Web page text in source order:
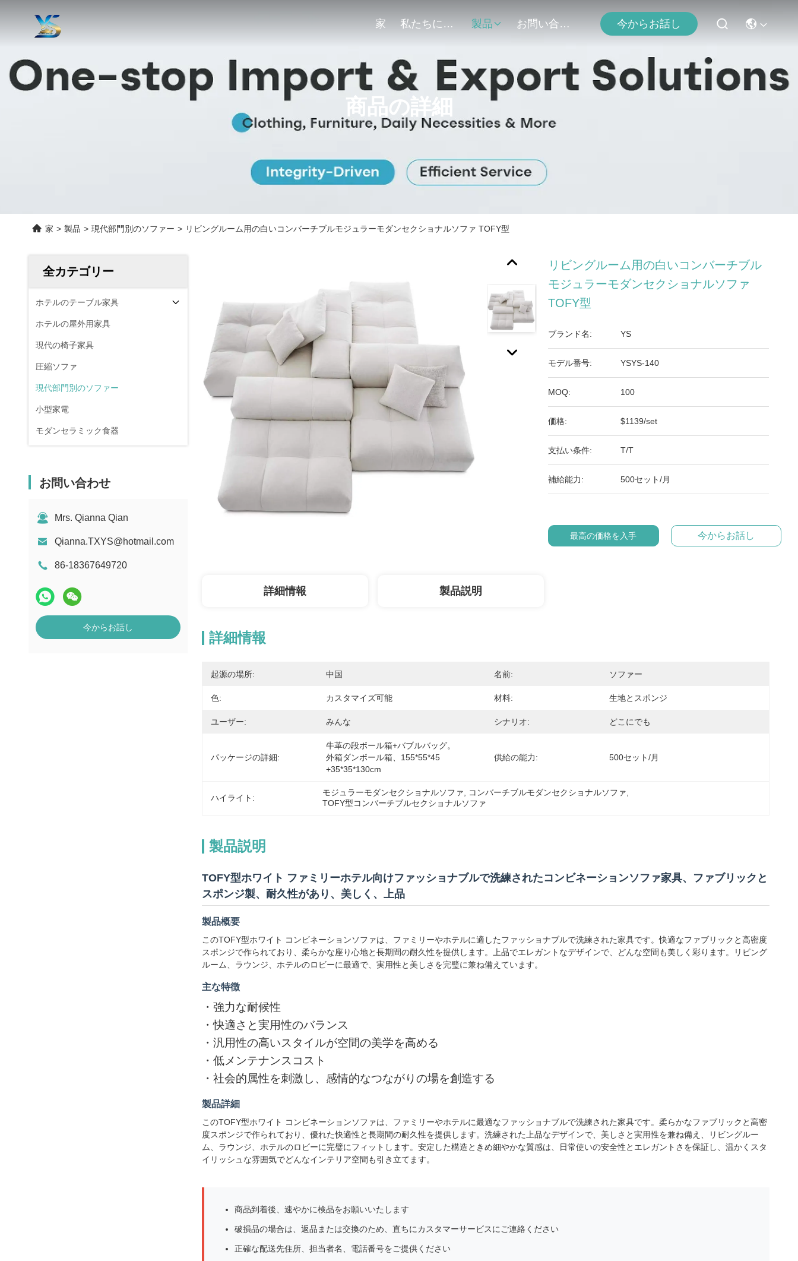
家 私たちについて 製品 お問い合わせ 今からお話し
商品の詳細
家 > 製品 > 現代部門別のソファー > リビングルーム用の白いコンバーチブルモジュラーモダンセクショナルソファ TOFY型
全カテゴリー
ホテルのテーブル家具
ホテルの屋外用家具
現代の椅子家具
圧縮ソファ
現代部門別のソファー
小型家電
モダンセラミック食器
お問い合わせ
Mrs. Qianna Qian
Qianna.TXYS@hotmail.com
86-18367649720
今からお話し
リビングルーム用の白いコンバーチブル
モジュラーモダンセクショナルソファ
TOFY型
ブランド名: YS
モデル番号: YSYS-140
MOQ: 100
価格: $1139/set
支払い条件: T/T
補給能力: 500セット/月
最高の価格を入手 今からお話し
詳細情報 製品説明
詳細情報
起源の場所: 中国 名前: ソファー
色: カスタマイズ可能 材料: 生地とスポンジ
ユーザー: みんな シナリオ: どこにでも
パッケージの詳細:
牛革の段ボール箱+バブルバッグ。
外箱ダンボール箱、155*55*45
+35*35*130cm
供給の能力: 500セット/月
ハイライト:
モジュラーモダンセクショナルソファ コンバーチブルモダンセクショナルソファ
TOFY型コンバーチブルセクショナルソファ
製品説明
TOFY型ホワイト ファミリーホテル向けファッショナブルで洗練されたコンビネーションソファ家具、ファブリックと
スポンジ製、耐久性があり、美しく、上品
製品概要
このTOFY型ホワイト コンビネーションソファは、ファミリーやホテルに適したファッショナブルで洗練された家具です。快適なファブリックと高密度
スポンジで作られており、柔らかな座り心地と長期間の耐久性を提供します。上品でエレガントなデザインで、どんな空間も美しく彩ります。リビング
ルーム、ラウンジ、ホテルのロビーに最適で、実用性と美しさを完璧に兼ね備えています。
主な特徴
・ 強力な耐候性
・快適さと実用性のバランス
・ 汎用性の高いスタイルが空間の美学を高める
・ 低メンテナンスコスト
・ 社会的属性を刺激し、感情的なつながりの場を創造する
製品詳細
このTOFY型ホワイト コンビネーションソファは、ファミリーやホテルに最適なファッショナブルで洗練された家具です。柔らかなファブリックと高密
度スポンジで作られており、優れた快適性と長期間の耐久性を提供します。洗練された上品なデザインで、美しさと実用性を兼ね備え、リビングルー
ム、ラウンジ、ホテルのロビーに完璧にフィットします。安定した構造ときめ細やかな質感は、日常使いの安全性とエレガントさを保証し、温かくスタ
イリッシュな雰囲気でどんなインテリア空間も引き立てます。
商品到着後、速やかに検品をお願いいたします
破損品の場合は、返品または交換のため、直ちにカスタマーサービスにご連絡ください
正確な配送先住所、担当者名、電話番号をご提供ください